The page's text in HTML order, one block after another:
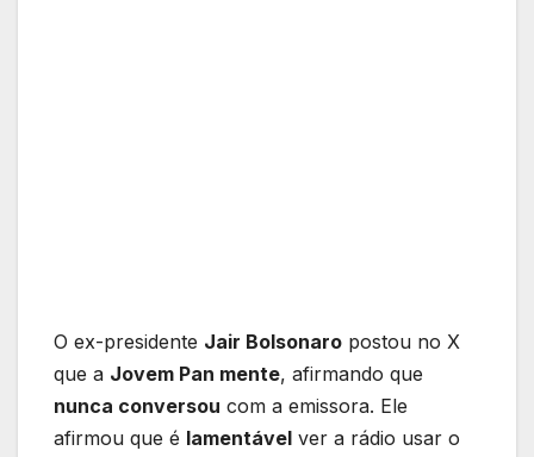
O ex-presidente Jair Bolsonaro postou no X
que a Jovem Pan mente, afirmando que
nunca conversou com a emissora. Ele
afirmou que é lamentável ver a rádio usar o